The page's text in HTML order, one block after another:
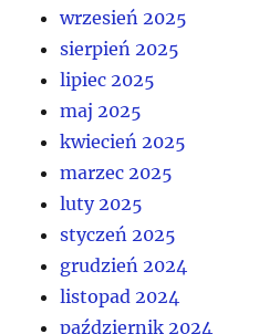
wrzesień 2025
sierpień 2025
lipiec 2025
maj 2025
kwiecień 2025
marzec 2025
luty 2025
styczeń 2025
grudzień 2024
listopad 2024
październik 2024